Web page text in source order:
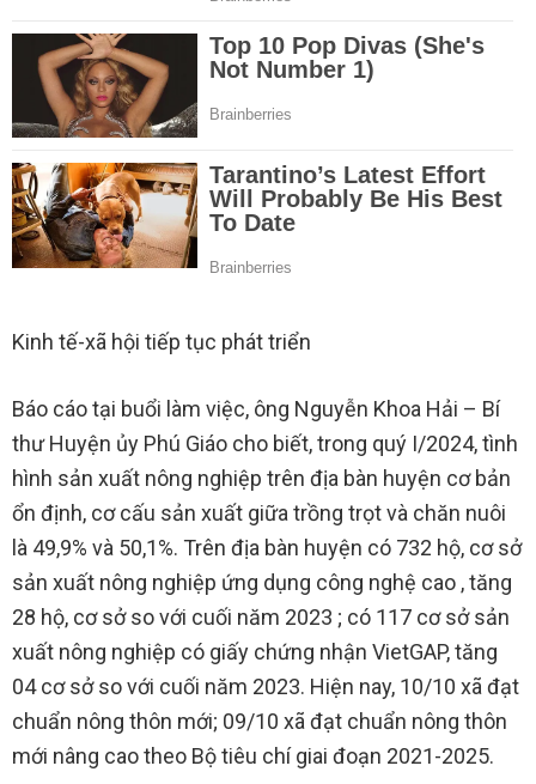
Kinh tế-xã hội tiếp tục phát triển
Báo cáo tại buổi làm việc, ông Nguyễn Khoa Hải – Bí
thư Huyện ủy Phú Giáo cho biết, trong quý I/2024, tình
hình sản xuất nông nghiệp trên địa bàn huyện cơ bản
ổn định, cơ cấu sản xuất giữa trồng trọt và chăn nuôi
là 49,9% và 50,1%. Trên địa bàn huyện có 732 hộ, cơ sở
sản xuất nông nghiệp ứng dụng công nghệ cao , tăng
28 hộ, cơ sở so với cuối năm 2023 ; có 117 cơ sở sản
xuất nông nghiệp có giấy chứng nhận VietGAP, tăng
04 cơ sở so với cuối năm 2023. Hiện nay, 10/10 xã đạt
chuẩn nông thôn mới; 09/10 xã đạt chuẩn nông thôn
mới nâng cao theo Bộ tiêu chí giai đoạn 2021-2025.